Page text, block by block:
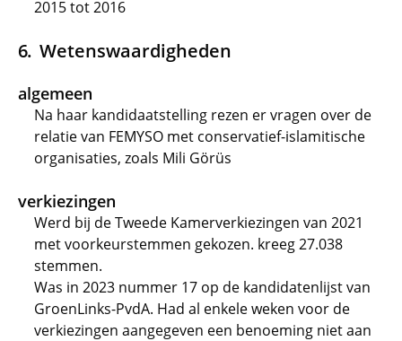
2015 tot 2016
Wetenswaardigheden
algemeen
Na haar kandidaatstelling rezen er vragen over de
relatie van FEMYSO met conservatief-islamitische
organisaties, zoals Mili Görüs
verkiezingen
Werd bij de Tweede Kamerverkiezingen van 2021
met voorkeurstemmen gekozen. kreeg 27.038
stemmen.
Was in 2023 nummer 17 op de kandidatenlijst van
GroenLinks-PvdA. Had al enkele weken voor de
verkiezingen aangegeven een benoeming niet aan